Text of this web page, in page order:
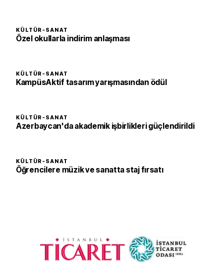
KÜLTÜR-SANAT
Özel okullarla indirim anlaşması
KÜLTÜR-SANAT
KampüsAktif tasarım yarışmasından ödül
KÜLTÜR-SANAT
Azerbaycan'da akademik işbirlikleri güçlendirildi
KÜLTÜR-SANAT
Öğrencilere müzik ve sanatta staj fırsatı